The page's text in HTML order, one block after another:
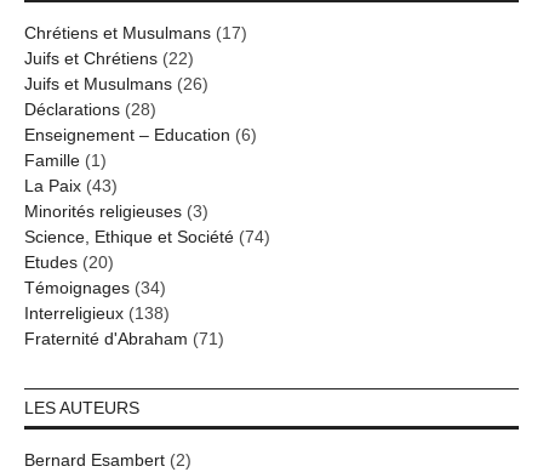
Chrétiens et Musulmans (17)
Juifs et Chrétiens (22)
Juifs et Musulmans (26)
Déclarations (28)
Enseignement – Education (6)
Famille (1)
La Paix (43)
Minorités religieuses (3)
Science, Ethique et Société (74)
Etudes (20)
Témoignages (34)
Interreligieux (138)
Fraternité d'Abraham (71)
LES AUTEURS
Bernard Esambert (2)